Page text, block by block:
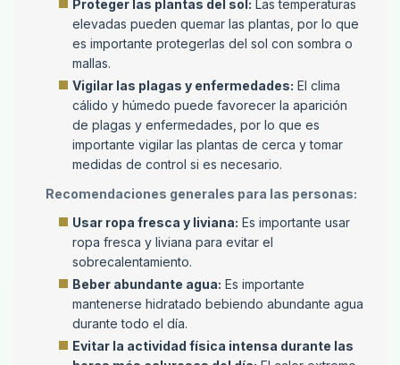
Proteger las plantas del sol: Las temperaturas
elevadas pueden quemar las plantas, por lo que
es importante protegerlas del sol con sombra o
mallas.
Vigilar las plagas y enfermedades: El clima
cálido y húmedo puede favorecer la aparición
de plagas y enfermedades, por lo que es
importante vigilar las plantas de cerca y tomar
medidas de control si es necesario.
Recomendaciones generales para las personas:
Usar ropa fresca y liviana: Es importante usar
ropa fresca y liviana para evitar el
sobrecalentamiento.
Beber abundante agua: Es importante
mantenerse hidratado bebiendo abundante agua
durante todo el día.
Evitar la actividad física intensa durante las